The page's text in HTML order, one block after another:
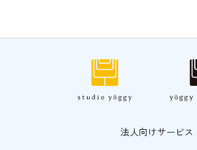
法人向けサービス